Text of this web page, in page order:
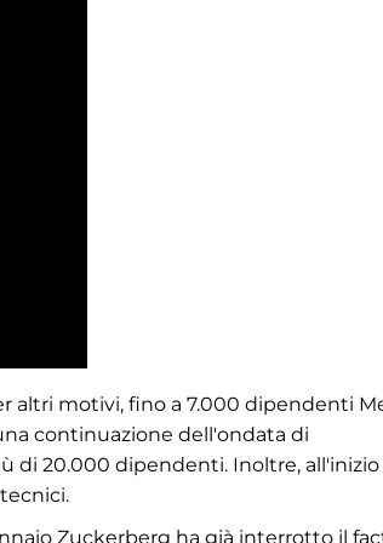
altri motivi, fino a 7.000 dipendenti
continuazione dell'ondata di
di 20.000 dipendenti. Inoltre, all'inizio
Zuckerberg ha già interrotto il